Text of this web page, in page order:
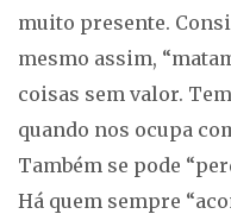
muito presente.
mesmo assim,
coisas sem valor.
quando nos ocupa
Também se pode
Há quem sempre